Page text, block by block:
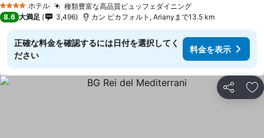
4 ホテルのランク
ホテル 種類豊富な高品質ビュッフェダイニング料金を表示
8.6 大満足 3,496 カン ピカフォルト, Arianyまで13.5 km
正確な料金を確認するには日付を選択してく
ださい
料金を表示
シェア お